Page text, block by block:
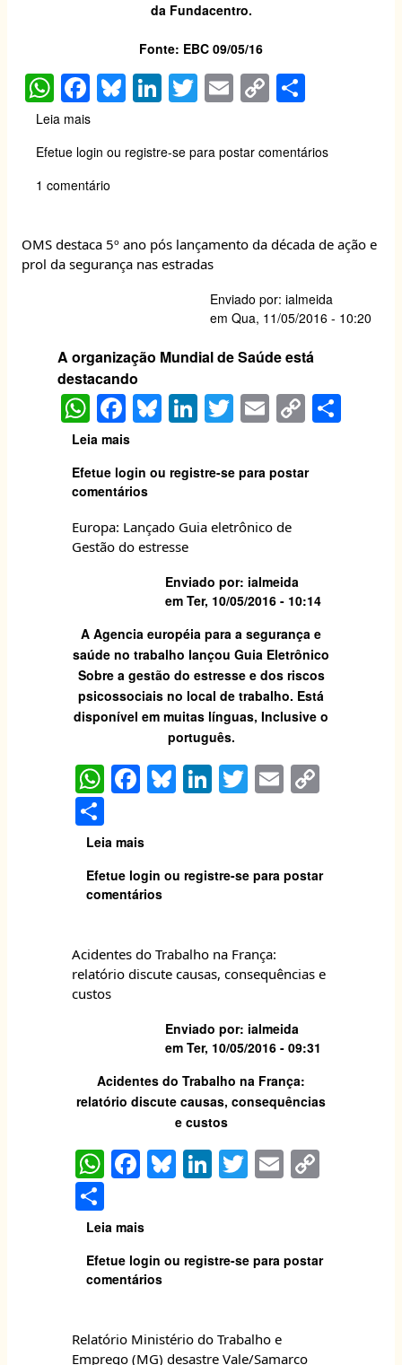
da Fundacentro.
Fonte: EBC 09/05/16
W
h
at
s
A
p
F
a
c
e
b
o
Bl
u
e
sk
Li
n
k
e
T
wi
tt
er
E
m
ail
C
o
p
y
k
ar
e
Leia mais
falta
segurança,
Trabalho
embarga
Efetue login ou registre-se para postar comentários
1 comentário
OMS destaca 5º ano pós lançamento da década de ação e
prol da segurança nas estradas
Enviado por: ialmeida
em Qua, 11/05/2016 - 10:20
A organização Mundial de Saúde está
destacando
W
h
at
s
A
p
F
a
c
e
b
o
Bl
u
e
s
k
y
Li
n
k
e
dI
T
w
itt
er
E
m
ai
l
C
o
p
y
Leia mais
destaca
5º
pós
lançamento
década
ação
prol
da
segurança
nas
estradas
Efetue login ou registre-se para postar
comentários
Europa: Lançado Guia eletrônico de
Gestão do estresse
Enviado por: ialmeida
em Ter, 10/05/2016 - 10:14
A Agencia européia para a segurança e
saúde no trabalho lançou Guia Eletrônico
Sobre a gestão do estresse e dos riscos
psicossociais no local de trabalho. Está
disponível em muitas línguas, Inclusive o
português.
W
h
at
s
A
p
F
a
c
e
b
o
k
Bl
u
k
Li
n
e
dI
T
w
E
m
Li
S
h
ar
e
Leia mais
Lançado
Guia
Gestão
do
Efetue login ou registre-se para postar
comentários
Acidentes do Trabalho na França:
relatório discute causas, consequências e
custos
Enviado por: ialmeida
em Ter, 10/05/2016 - 09:31
Acidentes do Trabalho na França:
relatório discute causas, consequências
e custos
W
h
at
s
A
p
F
a
c
e
b
o
Bl
u
k
Li
n
e
dI
T
w
E
m
Li
S
h
ar
e
Leia mais
do
Trabalho
relatório
discute
Efetue login ou registre-se para postar
comentários
Relatório Ministério do Trabalho e
Emprego (MG) desastre Vale/Samarco